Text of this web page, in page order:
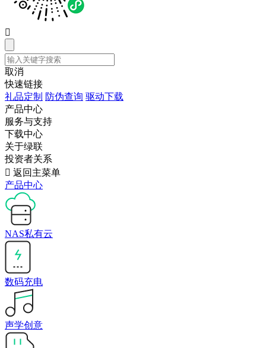

取消
快速链接
礼品定制 防伪查询 驱动下载
产品中心
服务与支持
下载中心
关于绿联
投资者关系
 返回主菜单
产品中心
NAS私有云
数码充电
声学创意